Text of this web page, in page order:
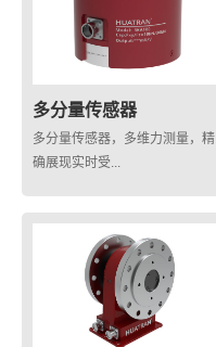
多分量传感器
多分量传感器，多维力测量，精
确展现实时受...